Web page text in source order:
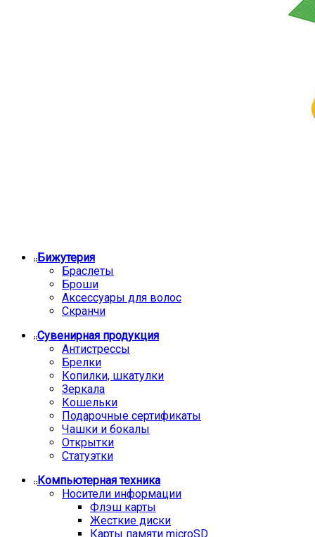
Бижутерия
Браслеты
Броши
Аксессуары для волос
Скранчи
Сувенирная продукция
Антистрессы
Брелки
Копилки, шкатулки
Зеркала
Кошельки
Подарочные сертификаты
Чашки и бокалы
Открытки
Статуэтки
Компьютерная техника
Носители информации
Флэш карты
Жесткие диски
Карты памяти microSD